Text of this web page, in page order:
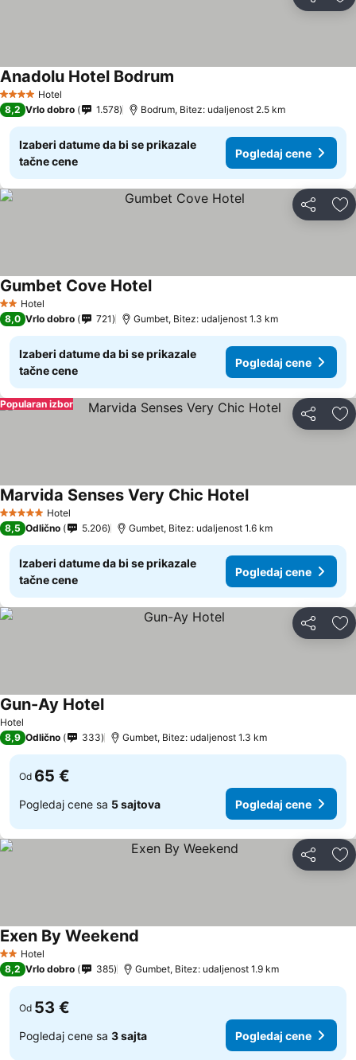
4 ZvezdiceHotel
Anadolu Hotel Bodrum
8,2 Vrlo dobro 1.578 Bodrum, Bitez: udaljenost 2.5 km
Izaberi datume da bi se prikazale
tačne cene
Pogledaj cene
Deli
2 Zvezdice
Hotel
Gumbet Cove Hotel
8,0 Vrlo dobro 721 Gumbet, Bitez: udaljenost 1.3 km
Izaberi datume da bi se prikazale
tačne cene
Pogledaj cene
Deli
Popularan izbor
5 ZvezdiceHotel
Marvida Senses Very Chic Hotel
8,5 Odlično 5.206 Gumbet, Bitez: udaljenost 1.6 km
Izaberi datume da bi se prikazale
tačne cene
Pogledaj cene
Deli
Hotel
Gun-Ay Hotel
8,9 Odlično 333 Gumbet, Bitez: udaljenost 1.3 km
Od 65 €
Pogledaj cene sa 5 sajtova Pogledaj cene
Deli
2 Zvezdice
Hotel
Exen By Weekend
8,2 Vrlo dobro 385 Gumbet, Bitez: udaljenost 1.9 km
Od 53 €
Pogledaj cene sa 3 sajta Pogledaj cene